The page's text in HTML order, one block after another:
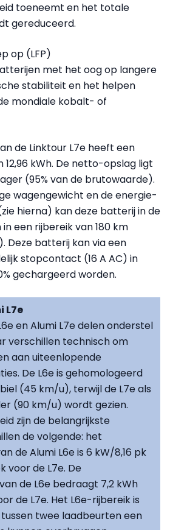
toeneemt en het totale
gereduceerd.
op (LFP)
met het oog op langere
stabiliteit en het helpen
mondiale kobalt- of
de Linktour L7e heeft een
kWh. De netto-opslag ligt
(95% van de brutowaarde).
wagengewicht en de energie-
hierna) kan deze batterij in de
een rijbereik van 180 km
Deze batterij kan via een
stopcontact (16 A AC) in
gechargeerd worden.
L7e
en Alumi L7e delen onderstel
verschillen technisch om
aan uiteenlopende
De L6e is gehomologeerd
(45 km/u), terwijl de L7e als
(90 km/u) wordt gezien.
zijn de belangrijkste
de volgende: het
de Alumi L6e is 6 kW/8,16 pk
voor de L7e. De
de L6e bedraagt 7,2 kWh
de L7e. Het L6e-rijbereik is
tussen twee laadbeurten een